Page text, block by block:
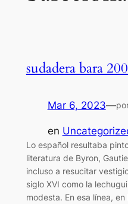
sudadera bara
Mar 6, 2023—
en
Lo español resultaba
literatura de Byron,
incluso a resucitar
siglo XVI como la
modesta. En esa línea,